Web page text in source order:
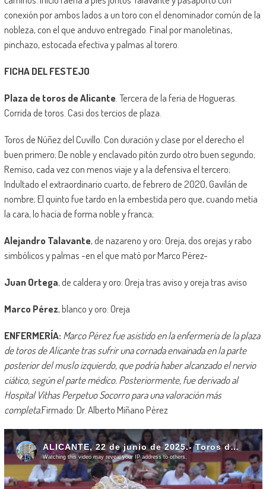
conexión por ambos lados a un toro con el denominador común de la
nobleza, con el que anduvo entregado. Final por manoletinas,
pinchazo, estocada efectiva y palmas al torero.
FICHA DEL FESTEJO
Plaza de toros de Alicante. Tercera de la feria de Hogueras.
Corrida de toros. Casi dos tercios de plaza.
Toros de Núñez del Cuvillo. Con duración y clase por el derecho el
buen primero; De noble y enclavado pitón zurdo otro buen segundo;
Remiso, cada vez con menos viaje y a la defensiva el tercero;
Indultado el extraordinario cuarto, de febrero de 2020, Gavilán de
nombre; El quinto fue tardo en la embestida pero que, cuando metía
la cara, lo hacía de forma noble y franca;
Alejandro Talavante, de nazareno y oro: Oreja, dos orejas y rabo
simbólicos y palmas -en el que mató por Marco Pérez-
Juan Ortega, de caldera y oro: Oreja tras aviso y oreja tras aviso
Marco Pérez, blanco y oro: Oreja
ENFERMERÍA: Marco Pérez fue asistido en la enfermería de la plaza
de toros de Alicante tras sufrir una cornada envainada en la parte
posterior del muslo izquierdo, que podría haber alcanzado el nervio
ciático, según el parte médico. Posteriormente, fue derivado al
Hospital Vithas Perpetuo Socorro para una valoración más
completa.Firmado: Dr. Alberto Miñano Pérez